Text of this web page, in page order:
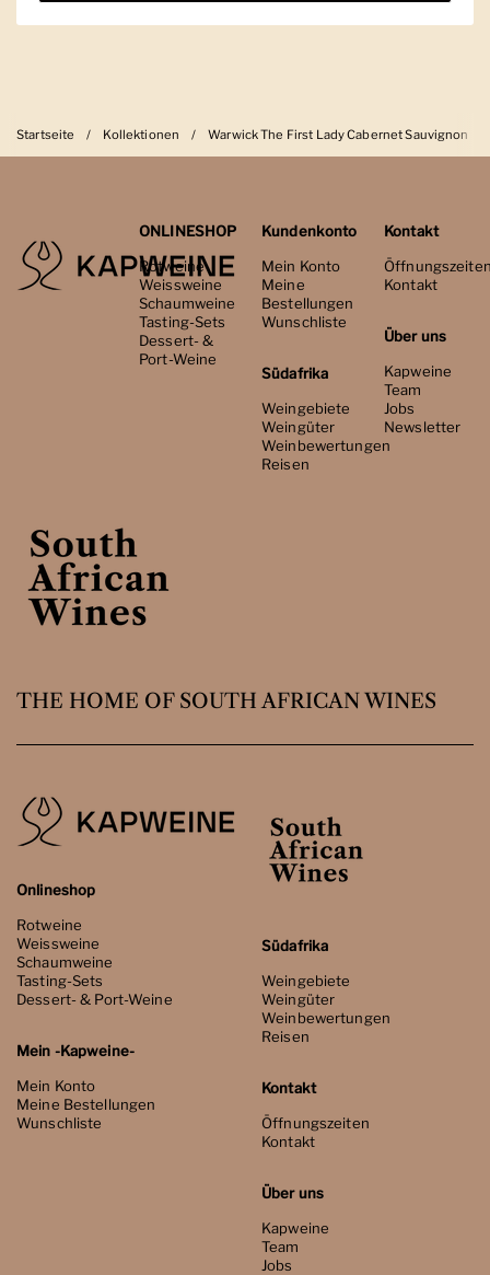
Startseite / Kollektionen / Warwick The First Lady Cabernet Sauvignon
ONLINESHOP
Rotweine
Weissweine
Schaumweine
Tasting-Sets
Dessert- &
Port-Weine
Kundenkonto
Mein Konto
Meine
Bestellungen
Wunschliste
Südafrika
Weingebiete
Weingüter
Weinbewertungen
Reisen
Kontakt
Kontakt
Über uns
Kapweine
Team
Jobs
Newsletter
THE HOME OF SOUTH AFRICAN WINES
Onlineshop
Rotweine
Weissweine
Schaumweine
Tasting-Sets
Dessert- & Port-Weine
Mein -Kapweine-
Mein Konto
Meine Bestellungen
Wunschliste
Südafrika
Weingebiete
Weingüter
Weinbewertungen
Reisen
Kontakt
Öffnungszeiten
Kontakt
Über uns
Kapweine
Team
Jobs